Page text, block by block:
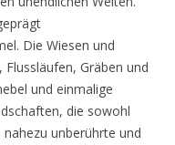
Die Wiesen und
Gräben und
und einmalige
die sowohl
unberührte und